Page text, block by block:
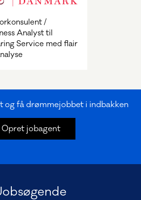
/
Analyst til
Service med flair
og få drømmejobbet i indbakken
Opret jobagent